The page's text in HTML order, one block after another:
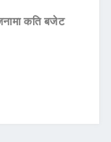
कति बजेट